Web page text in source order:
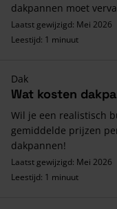
dakpannen moet
Laatst gewijzigd: Mei 2026
Leestijd: 1 minuut
Dak
Wat kosten
Wil je een realistisch
gemiddelde prijzen
dakpannen!
Laatst gewijzigd: Mei 2026
Leestijd: 1 minuut